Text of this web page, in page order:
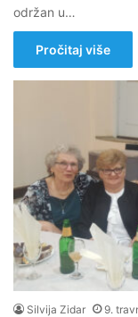
održan u…
Pročitaj više
Silvija Zidar 9.